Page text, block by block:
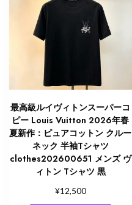
最高級ルイヴィトンスーパーコ
ピー Louis Vuitton 2026年春
夏新作：ピュアコットン クルー
ネック 半袖Tシャツ
clothes202600651 メンズ ヴ
ィトン Tシャツ 黒
¥12,500